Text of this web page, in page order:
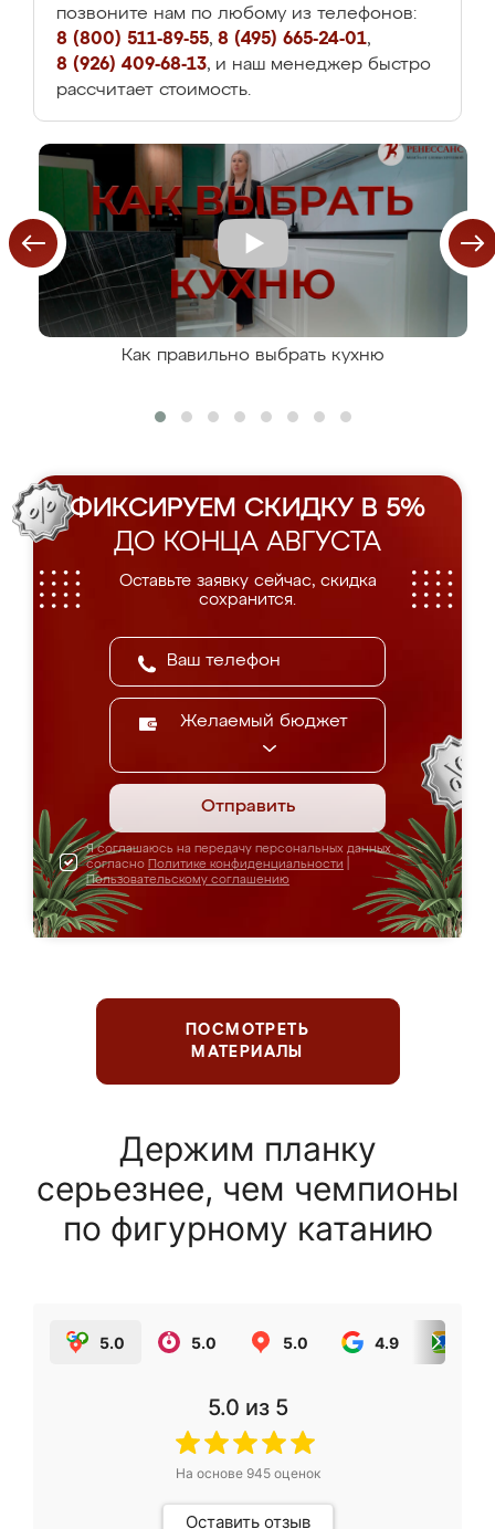
позвоните нам по любому из телефонов:
8 (800) 511-89-55, 8 (495) 665-24-01,
8 (926) 409-68-13, и наш менеджер быстро
рассчитает стоимость.
Как правильно выбрать кухню
ФИКСИРУЕМ СКИДКУ В 5%
ДО КОНЦА АВГУСТА
Оставьте заявку сейчас, скидка
сохранится.
Желаемый бюджет
Отправить
Я соглашаюсь на передачу персональных данных
согласно Политике конфиденциальности
Пользовательскому соглашению
ПОСМОТРЕТЬ
МАТЕРИАЛЫ
Держим планку
серьезнее, чем чемпионы
по фигурному катанию
5.0 5.0 5.0 4.9
5.0 из 5
На основе 945оценок
Оставить отзыв